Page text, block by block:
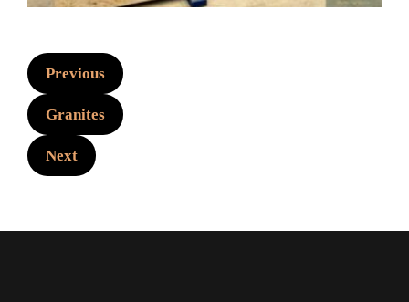
Previous
Granites
Next